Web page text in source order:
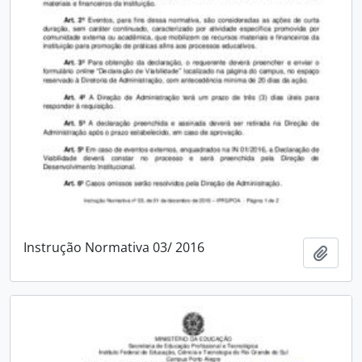
Instrução Normativa 03/ 2016